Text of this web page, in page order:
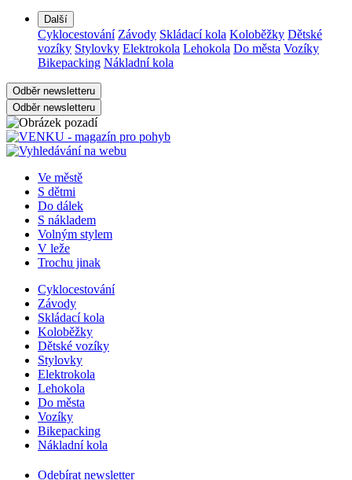
Další
Cyklocestování Závody Skládací kola Koloběžky Dětské
vozíky Stylovky Elektrokola Lehokola Do města Vozíky
Bikepacking Nákladní kola
Odběr newsletteru
Odběr newsletteru
Ve městě
S dětmi
Do dálek
S nákladem
Volným stylem
V leže
Trochu jinak
Cyklocestování
Závody
Skládací kola
Koloběžky
Dětské vozíky
Stylovky
Elektrokola
Lehokola
Do města
Vozíky
Bikepacking
Nákladní kola
Odebírat newsletter